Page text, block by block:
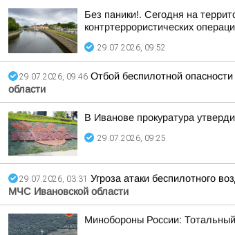
Без паники!. Сегодня на
контртеррористических
29.07.2026, 09:52
29.07.2026, 09:46 Отбой беспилотной
области
В Иванове прокуратура
29.07.2026, 09:25
29.07.2026, 03:31 Угроза атаки беспилотного
МЧС Ивановской области
Минобороны России: